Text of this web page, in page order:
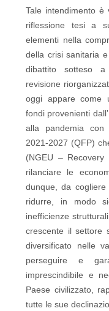
Tale intendimento è
riflessione tesi a
elementi nella
della crisi sanitaria
dibattito sotteso
revisione
oggi appare come
fondi provenienti
alla pandemia con
2021-2027 (QFP)
(NGEU – Recovery
rilanciare le
dunque, da
ridurre, in modo
inefficienze
crescente il settore
diversificato nelle
perseguire e
imprescindibile e
Paese civilizzato,
tutte le sue